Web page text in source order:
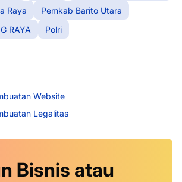
Raya
Pemkab Barito Utara
RAYA
Polri
Website
Legalitas
Bisnis atau